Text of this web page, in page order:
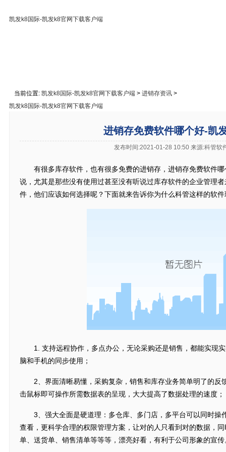
凯发k8国际-凯发k8官网下载客户端
当前位置: 凯发k8国际-凯发k8官网下载客户端 > 进销存资讯 >
凯发k8国际-凯发k8官网下载客户端
进销存免费软件哪个好-凯
发布时间:2021-01-28 10:50 来源:科管软
有很多库存软件，也有很多免费的进销存，进销存免费软件哪
说，尤其是那些没有使用过甚至没有听说过库存软件的企业管理
件，他们应该如何选择呢？下面就来告诉你为什么科管这样的软
1. 支持远程协作，多点办公，无论采购还是销售，都能实现实
脑和手机的同步使用；
2、界面清晰易懂，采购复杂，销售和库存业务简单明了的反
击鼠标即可操作所需数据表的呈现，大大提高了数据处理的速度；
3、强大全面是硬道理：多仓库、多门店，多平台可以同时操
查看，更科学合理的权限管理方案，让对的人只看到对的数据，
单、送货单、销售清单等等等，漂亮好看，有利于公司形象的宣传